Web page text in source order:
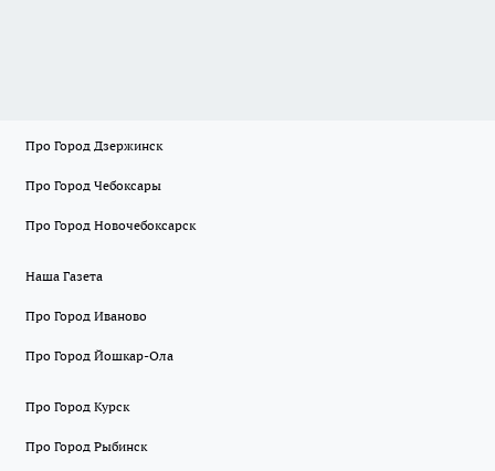
Про Город Дзержинск
Про Город Чебоксары
Про Город Новочебоксарск
Наша Газета
Про Город Иваново
Про Город Йошкар-Ола
Про Город Курск
Про Город Рыбинск